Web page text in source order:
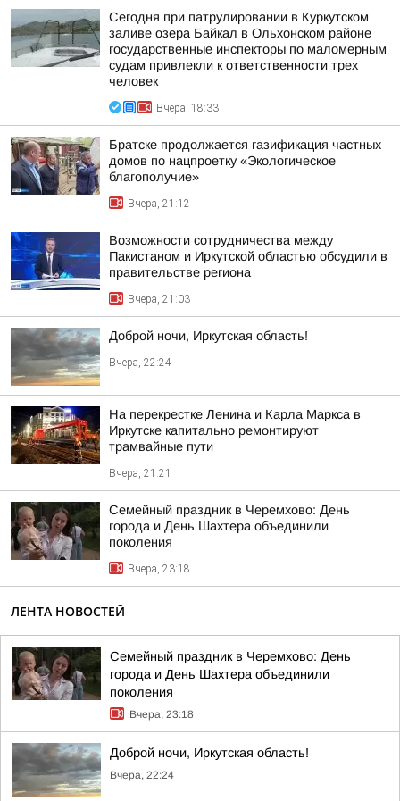
Сегодня при патрулировании в Куркутском
заливе озера Байкал в Ольхонском районе
государственные инспекторы по маломерным
судам привлекли к ответственности трех
человек
Вчера, 18:33
Братске продолжается газификация частных
домов по нацпроетку «Экологическое
благополучие»
Вчера, 21:12
Возможности сотрудничества между
Пакистаном и Иркутской областью обсудили в
правительстве региона
Вчера, 21:03
Доброй ночи, Иркутская область!
Вчера, 22:24
На перекрестке Ленина и Карла Маркса в
Иркутске капитально ремонтируют
трамвайные пути
Вчера, 21:21
Семейный праздник в Черемхово: День
города и День Шахтера объединили
поколения
Вчера, 23:18
ЛЕНТА НОВОСТЕЙ
Семейный праздник в Черемхово: День
города и День Шахтера объединили
поколения
Вчера, 23:18
Доброй ночи, Иркутская область!
Вчера, 22:24